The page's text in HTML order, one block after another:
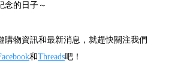
念的日子～
購物資訊和最新消息，就趕快關注我們
和Threads吧！